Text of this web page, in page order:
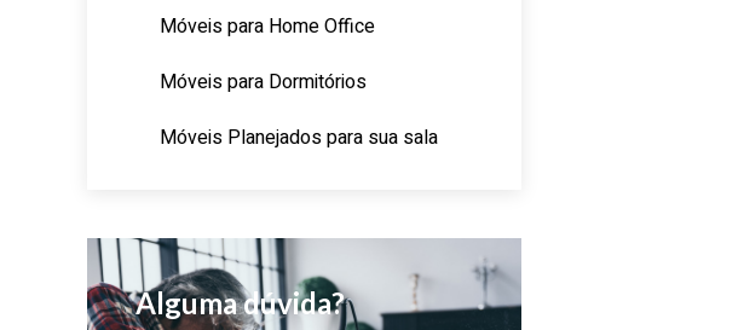
Móveis para Home Office
Móveis para Dormitórios
Móveis Planejados para sua sala
Alguma dúvida?